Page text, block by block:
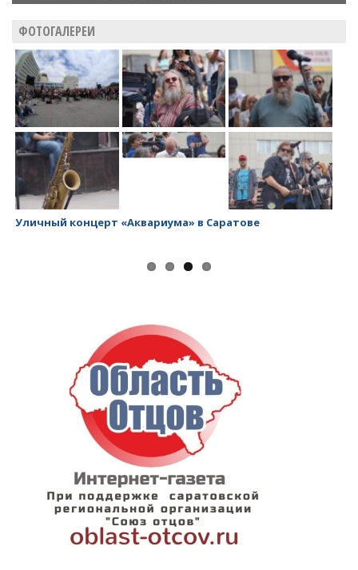
ФОТОГАЛЕРЕИ
Уличный концерт «Аквариума» в Саратове